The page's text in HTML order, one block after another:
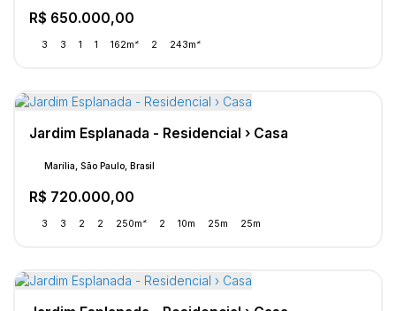
R$ 650.000,00
3 3 1 1 162m² 2 243m²
Jardim Esplanada - Residencial › Casa
R$ 720.000,00
Marília, São Paulo, Brasil
3 3 2 2 250m² 2 10m 25m 25m